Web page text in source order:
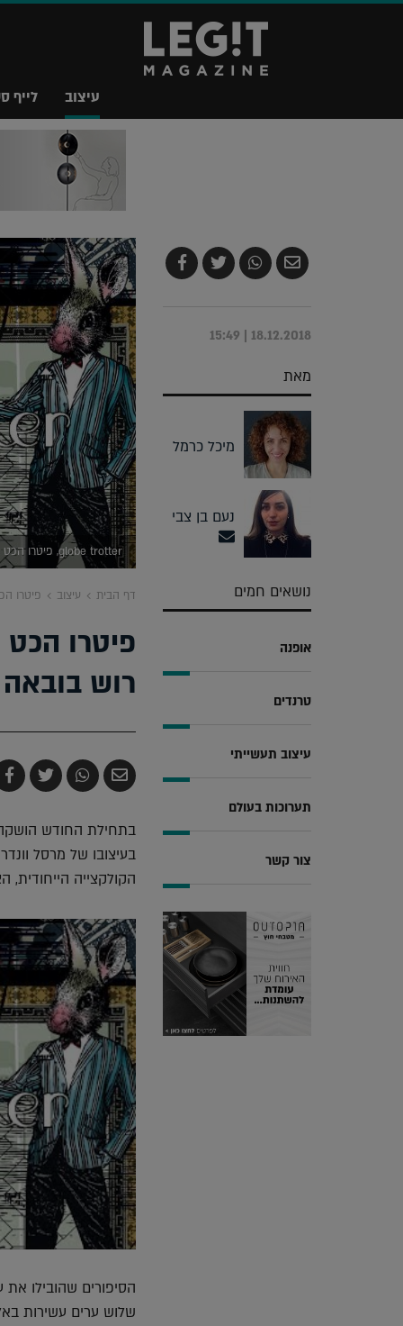
עיצוב לייף
globe trotter, פיטרו הכט
דף הבית עיצוב פיטרו
פיטרו
רוש בובאה
שלח
בדואר
שתף
ב-
צייץ
ב-
בעיצובו של מרסל
הקולקצייה
הסיפורים שהובילו את
שלוש ערים עשירות
שלח
בדואר
שתף
ב-
צייץ
ב-
שתף
ב-
Facebook
18.12.2018 | 15:49
מאת
מיכל כרמל
נעם בן צבי
נושאים חמים
אופנה
טרנדים
עיצוב תעשייתי
תערוכות בעולם
צור קשר